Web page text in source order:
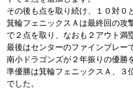
その後も点を取り続け、１０対０
箕輪フェニックスＡは最終回の攻
で２点を取り、なおも２アウト満
最後はセンターのファインプレー
南小ドラゴンズが２年振りの優勝
準優勝は箕輪フェニックスＡ、３
でした。